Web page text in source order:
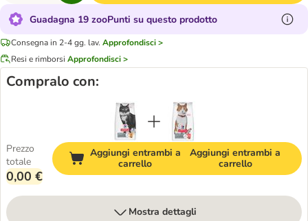
Guadagna 19 zooPunti su questo prodotto
Consegna in 2-4 gg. lav. Approfondisci >
Resi e rimborsi Approfondisci >
Compralo con:
Prezzo
totale
0,00 €
Aggiungi entrambi a
carrello
Aggiungi entrambi a
carrello
Mostra dettagli